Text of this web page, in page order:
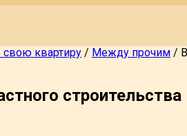
свою квартиру / Между прочим /
строительства